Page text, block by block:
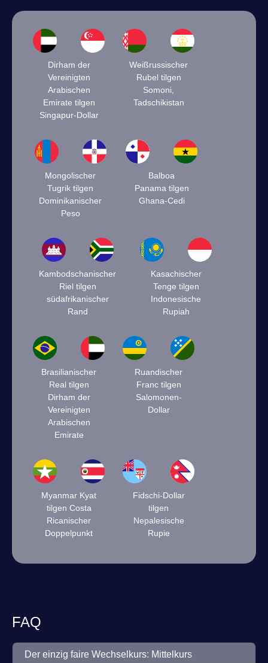
Dirham der
Vereinigten
Arabischen
Emirate tilgen
Singapur-Dollar
Weißrussischer
Rubel tilgen
Somoni,
Tadschikistan
Mongolischer
Tugrik tilgen
Dominikanischer
Peso
Balboa
Panama tilgen
Ghana-Cedi
Kambodschanischer
Riel tilgen
südafrikanischer
Rand
Kasachischer
Tenge tilgen
Indonesische
Rupiah
Brasilianischer
Real tilgen
Dirham der
Vereinigten
Arabischen
Emirate
Ruandischer
Franc tilgen
Salomonen-
Dollar
Myanmar Kyat
tilgen Costa
Ricanischer
Doppelpunkt
Fidschi-Dollar
tilgen
Nepalesische
Rupie
FAQ
Der einzig faire Wechselkurs: Mittelkurs